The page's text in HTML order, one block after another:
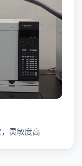
灵敏度高